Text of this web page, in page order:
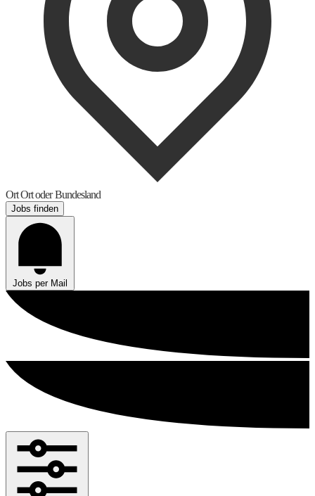
OrtOrt oder Bundesland
Jobs finden
Jobs per Mail